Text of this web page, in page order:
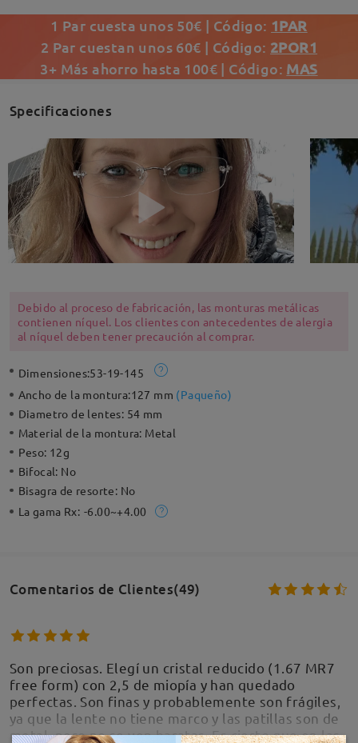
1 Par cuesta unos 50€ | Código: 1PAR
2 Par cuestan unos 60€ | Código: 2POR1
3+ Más ahorro hasta 100€ | Código: MAS
Specificaciones
Debido al proceso de fabricación, las monturas metálicas
contienen níquel. Los clientes con antecedentes de alergia
al níquel deben tener precaución al comprar.
Dimensiones:53-19-145
Ancho de la montura:127 mm (Paqueño)
Diametro de lentes: 54 mm
Material de la montura: Metal
Peso: 12g
Bifocal: No
Bisagra de resorte: No
La gama Rx: -6.00~+4.00
Comentarios de Clientes(49)
Son preciosas. Elegí un cristal reducido (1.67 MR7
free form) con 2,5 de miopía y han quedado
perfectas. Son finas y probablemente son frágiles,
ya que la lente no tiene marco y las patillas son de
metal, pero no se ven baratas. Es cierto que en las